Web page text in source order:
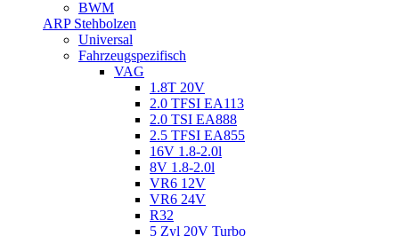
BWM
ARP Stehbolzen
Universal
Fahrzeugspezifisch
VAG
1.8T 20V
2.0 TFSI EA113
2.0 TSI EA888
2.5 TFSI EA855
16V 1.8-2.0l
8V 1.8-2.0l
VR6 12V
VR6 24V
R32
5 Zyl 20V Turbo